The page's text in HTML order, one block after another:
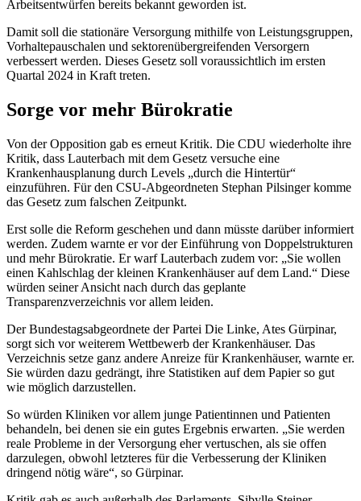
Arbeitsentwürfen bereits bekannt geworden ist.
Damit soll die stationäre Versorgung mithilfe von Leistungsgruppen,
Vorhaltepauschalen und sektorenüber­greifenden Versorgern
verbessert werden. Dieses Gesetz soll voraussichtlich im ersten
Quartal 2024 in Kraft treten.
Sorge vor mehr Bürokratie
Von der Opposition gab es erneut Kritik. Die CDU wiederholte ihre
Kritik, dass Lauterbach mit dem Gesetz versuche eine
Krankenhausplanung durch Levels „durch die Hintertür“
einzuführen. Für den CSU-Abgeordneten Stephan Pilsinger komme
das Gesetz zum falschen Zeitpunkt.
Erst solle die Reform geschehen und dann müsste darüber informiert
werden. Zudem warnte er vor der Ein­führung von Doppelstrukturen
und mehr Bürokratie. Er warf Lauterbach zudem vor: „Sie wollen
einen Kahl­schlag der kleinen Krankenhäuser auf dem Land.“ Diese
würden seiner Ansicht nach durch das geplante
Transparenzverzeichnis vor allem leiden.
Der Bundestagsabgeordnete der Partei Die Linke, Ates Gürpinar,
sorgt sich vor weiterem Wettbewerb der Kran­kenhäuser. Das
Verzeichnis setze ganz andere Anreize für Krankenhäuser, warnte er.
Sie würden dazu gedrängt, ihre Statistiken auf dem Papier so gut
wie möglich darzustellen.
So würden Kliniken vor allem junge Patientinnen und Patienten
behandeln, bei denen sie ein gutes Ergebnis erwarten. „Sie werden
reale Probleme in der Versorgung eher vertuschen, als sie offen
darzulegen, obwohl letzteres für die Verbesserung der Kliniken
dringend nötig wäre“, so Gürpinar.